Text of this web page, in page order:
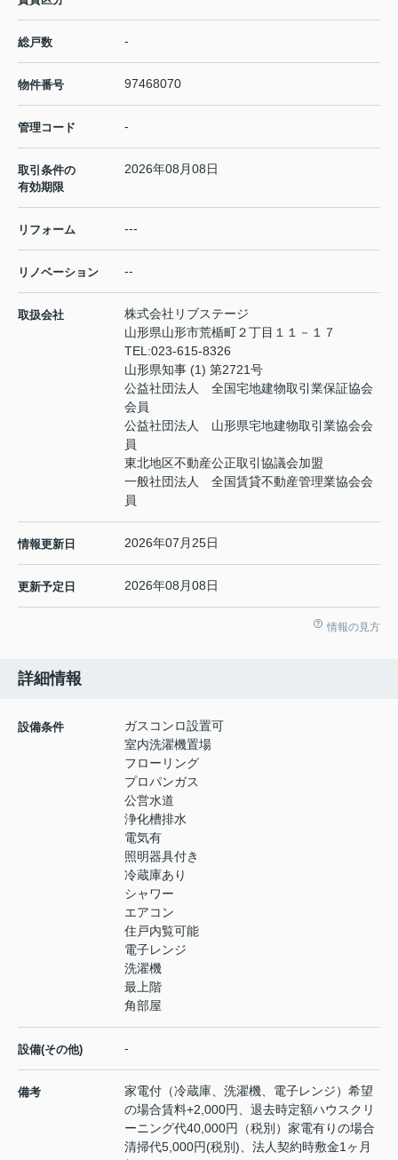
総戸数 -
物件番号 97468070
管理コード -
取引条件の
有効期限
2026年08月08日
リフォーム ---
リノベーション --
取扱会社
株式会社リブステージ
山形県山形市荒楯町２丁目１１－１７
TEL:023-615-8326
山形県知事 (1) 第2721号
公益社団法人 全国宅地建物取引業保証協会
会員
公益社団法人 山形県宅地建物取引業協会会
員
東北地区不動産公正取引協議会加盟
一般社団法人 全国賃貸不動産管理業協会会
員
情報更新日 2026年07月25日
更新予定日 2026年08月08日
情報の見方
詳細情報
設備条件
ガスコンロ設置可
室内洗濯機置場
フローリング
プロパンガス
公営水道
浄化槽排水
電気有
照明器具付き
冷蔵庫あり
シャワー
エアコン
住戸内覧可能
電子レンジ
洗濯機
最上階
角部屋
設備(その他) -
備考
家電付（冷蔵庫、洗濯機、電子レンジ）希望
の場合賃料+2,000円、退去時定額ハウスクリ
ーニング代40,000円（税別）家電有りの場合
清掃代5,000円(税別)、法人契約時敷金1ヶ月